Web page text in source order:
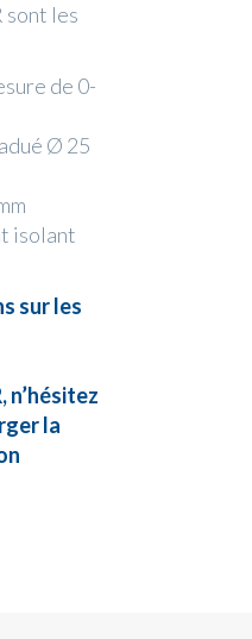
sont les
de 0-
Ø 25
isolant
sur les
n’hésitez
la